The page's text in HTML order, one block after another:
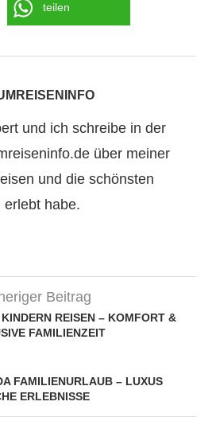
teilen
und ich schreibe in der
über meiner
und die schönsten
erlebt habe.
Beitrag
REISEN – KOMFORT &
FAMILIENZEIT
FAMILIENURLAUB – LUXUS
ERLEBNISSE